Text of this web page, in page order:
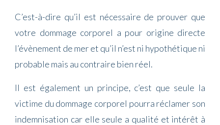
C’est-à-dire qu’il est nécessaire de prouver que
votre dommage corporel a pour origine directe
l’évènement de mer et qu’il n’est ni hypothétique ni
probable mais au contraire bien réel.
Il est également un principe, c’est que seule la
victime du dommage corporel pourra réclamer son
indemnisation car elle seule a qualité et intérêt à